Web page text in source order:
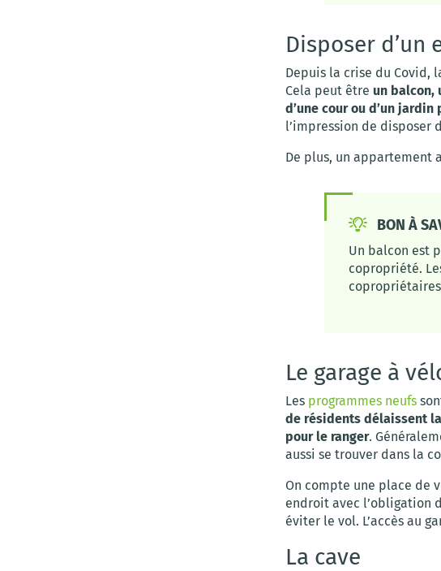
Disposer d’un
Depuis la crise du Covid,
Cela peut être un balcon,
d’une cour ou d’un jardin
l’impression de disposer
De plus, un appartement
BON À
Un balcon est
copropriété.
Le garage à
Les programmes neufs
de résidents délaissent
pour le ranger.
aussi se trouver dans la
On compte une place de
endroit avec l’obligation
éviter le vol. L’accès au
La cave